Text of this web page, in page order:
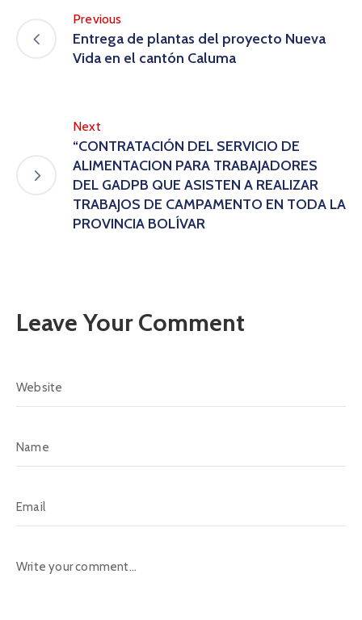
Previous
Entrega de plantas del proyecto Nueva
Vida en el cantón Caluma
Next
“CONTRATACIÓN DEL SERVICIO DE
ALIMENTACION PARA TRABAJADORES
DEL GADPB QUE ASISTEN A REALIZAR
TRABAJOS DE CAMPAMENTO EN TODA LA
PROVINCIA BOLÍVAR
Leave Your Comment